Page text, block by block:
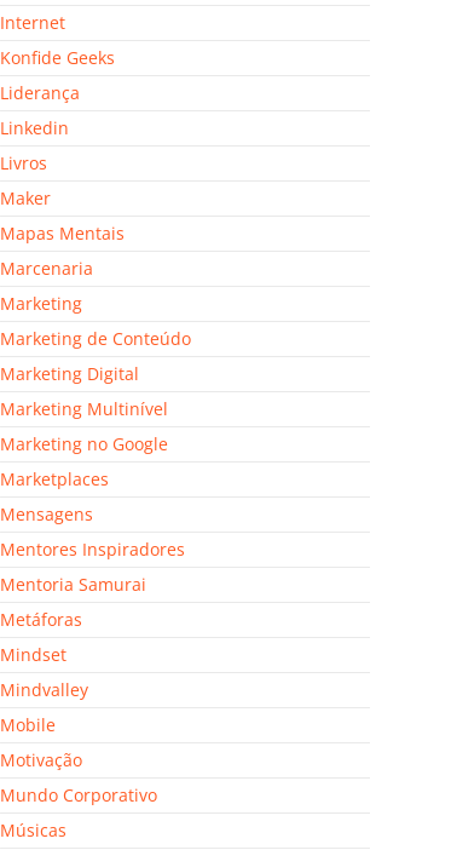
Internet
Konfide Geeks
Liderança
Linkedin
Livros
Maker
Mapas Mentais
Marcenaria
Marketing
Marketing de Conteúdo
Marketing Digital
Marketing Multinível
Marketing no Google
Marketplaces
Mensagens
Mentores Inspiradores
Mentoria Samurai
Metáforas
Mindset
Mindvalley
Mobile
Motivação
Mundo Corporativo
Músicas